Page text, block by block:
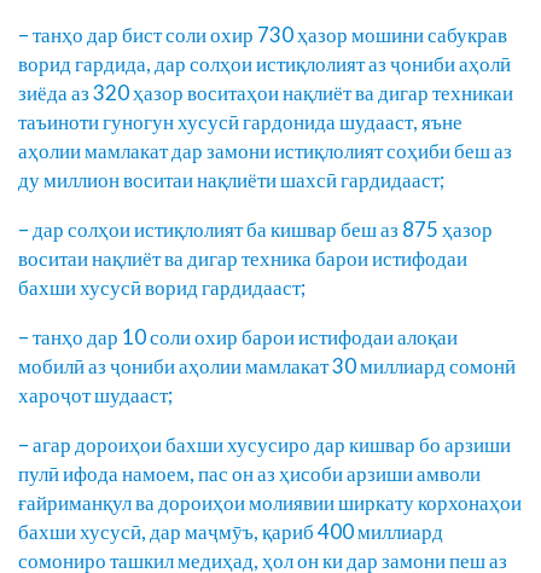
– танҳо дар бист соли охир 730 ҳазор мошини сабукрав
ворид гардида, дар солҳои истиқлолият аз ҷониби аҳолӣ
зиёда аз 320 ҳазор воситаҳои нақлиёт ва дигар техникаи
таъиноти гуногун хусусӣ гардонида шудааст, яъне
аҳолии мамлакат дар замони истиқлолият соҳиби беш аз
ду миллион воситаи нақлиёти шахсӣ гардидааст;
– дар солҳои истиқлолият ба кишвар беш аз 875 ҳазор
воситаи нақлиёт ва дигар техника барои истифодаи
бахши хусусӣ ворид гардидааст;
– танҳо дар 10 соли охир барои истифодаи алоқаи
мобилӣ аз ҷониби аҳолии мамлакат 30 миллиард сомонӣ
хароҷот шудааст;
– агар дороиҳои бахши хусусиро дар кишвар бо арзиши
пулӣ ифода намоем, пас он аз ҳисоби арзиши амволи
ғайриманқул ва дороиҳои молиявии ширкату корхонаҳои
бахши хусусӣ, дар маҷмӯъ, қариб 400 миллиард
сомониро ташкил медиҳад, ҳол он ки дар замони пеш аз